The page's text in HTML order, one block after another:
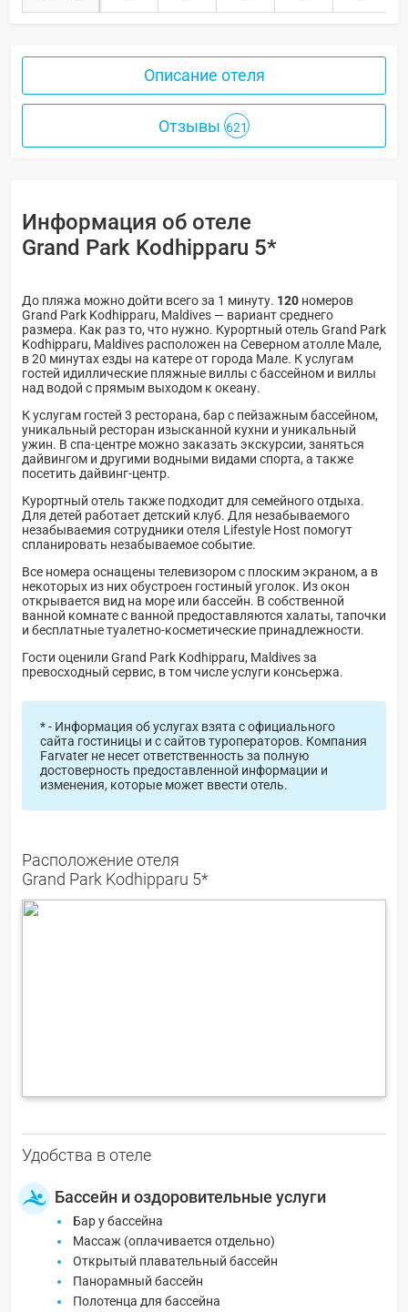
Описание отеля
Отзывы 621
Информация об отеле
Grand Park Kodhipparu 5*
До пляжа можно дойти всего за 1 минуту. 120 номеров
Grand Park Kodhipparu, Maldives — вариант среднего
размера. Как раз то, что нужно. Курортный отель Grand Park
Kodhipparu, Maldives расположен на Северном атолле Мале,
в 20 минутах езды на катере от города Мале. К услугам
гостей идиллические пляжные виллы с бассейном и виллы
над водой с прямым выходом к океану.
К услугам гостей 3 ресторана, бар с пейзажным бассейном,
уникальный ресторан изысканной кухни и уникальный
ужин. В спа-центре можно заказать экскурсии, заняться
дайвингом и другими водными видами спорта, а также
посетить дайвинг-центр.
Курортный отель также подходит для семейного отдыха.
Для детей работает детский клуб. Для незабываемого
незабываемия сотрудники отеля Lifestyle Host помогут
спланировать незабываемое событие.
Все номера оснащены телевизором с плоским экраном, а в
некоторых из них обустроен гостиный уголок. Из окон
открывается вид на море или бассейн. В собственной
ванной комнате с ванной предоставляются халаты, тапочки
и бесплатные туалетно-косметические принадлежности.
Гости оценили Grand Park Kodhipparu, Maldives за
превосходный сервис, в том числеуслуги консьержа.
* - Информация об услугах взята с официального
сайта гостиницы и с сайтов туроператоров. Компания
Farvater не несет ответственность за полную
достоверность предоставленной информации и
изменения, которые может ввести отель.
Расположение отеля
Grand Park Kodhipparu 5*
Удобства в отеле
Бассейн и оздоровительные услуги
Бар у бассейна
Массаж (оплачивается отдельно)
Открытый плавательный бассейн
Панорамный бассейн
Полотенца для бассейна